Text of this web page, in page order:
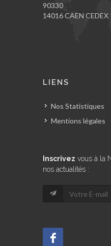
90330
14016 CAEN CEDEX
LIENS
Nos Statistiques
Mentions légales
Inscrivez vous à la
nos actualités :